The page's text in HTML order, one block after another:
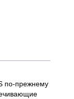
по-прежнему